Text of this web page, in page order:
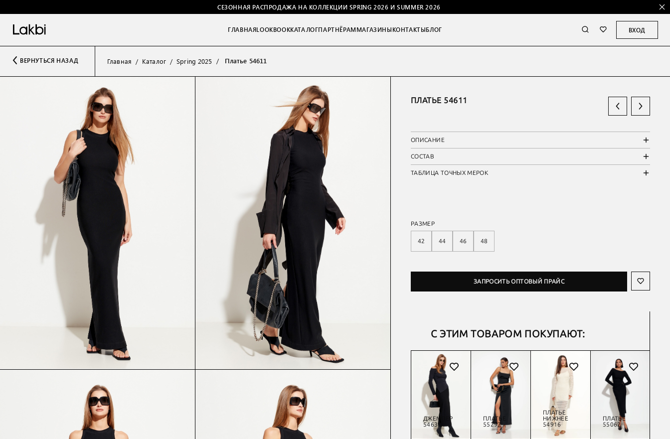
СЕЗОННАЯ РАСПРОДАЖА НА КОЛЛЕКЦИИ SPRING 2026 И SUMMER 2026
ГЛАВНАЯLOOKBOOKКАТАЛОГПАРТНЁРАММАГАЗИНЫКОНТАКТЫБЛОГ ВХОД
ВЕРНУТЬСЯ НАЗАД Главная Каталог Spring 2025 Платье 54611
ПЛАТЬЕ 54611
ОПИСАНИЕ
СОСТАВ
ТАБЛИЦА ТОЧНЫХ МЕРОК
РАЗМЕР
42 44 46 48
ЗАПРОСИТЬ ОПТОВЫЙ ПРАЙС
С ЭТИМ ТОВАРОМ ПОКУПАЮТ:
ПЛАТЬЕ
ДЖЕМПЕР
54638
ПЛАТЬЕ
55297
ПЛАТЬЕ
НИЖНЕЕ
54916
ПЛАТЬЕ
55062